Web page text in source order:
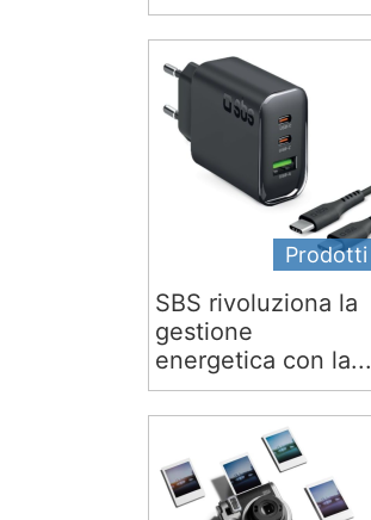
Prodotti
SBS rivoluziona la
gestione
energetica con la...